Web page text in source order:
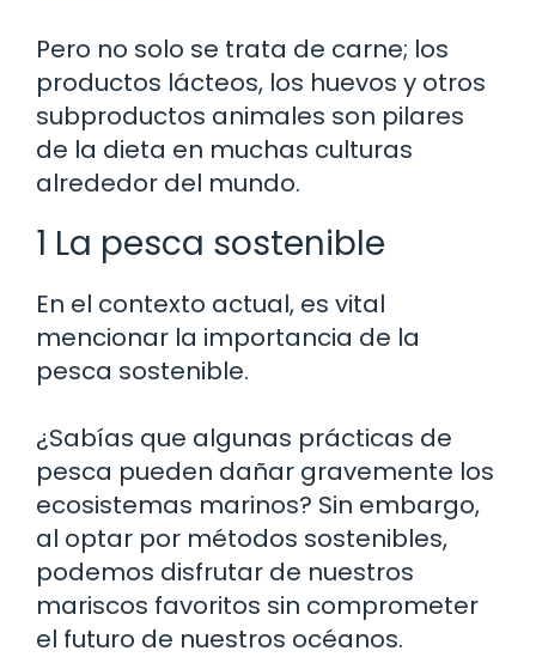
Pero no solo se trata de carne; los
productos lácteos, los huevos y otros
subproductos animales son pilares
de la dieta en muchas culturas
alrededor del mundo.
1 La pesca sostenible
En el contexto actual, es vital
mencionar la importancia de la
pesca sostenible.
¿Sabías que algunas prácticas de
pesca pueden dañar gravemente los
ecosistemas marinos? Sin embargo,
al optar por métodos sostenibles,
podemos disfrutar de nuestros
mariscos favoritos sin comprometer
el futuro de nuestros océanos.